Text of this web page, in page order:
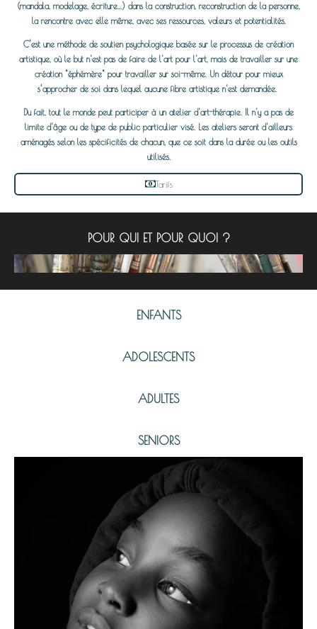
(mandala, modelage, écriture...) dans la construction, reconstruction de la personne,
la rencontre avec elle même, avec ses ressources, valeurs et potentialités.
C’est une méthode de soutien psychologique basée sur le processus de création
artistique, où le but n'est pas de faire de l'art pour l'art, mais de travailler sur une
création "éphémère" pour travailler sur soi-même. Un détour pour mieux
s’approcher de soi dans lequel aucune fibre artistique n'est demandée.
Du fait, tout le monde peut participer à un atelier d'art-thérapie. Il n'y a pas de
limite d'âge ou de type de public particulier visé. Les ateliers seront d'ailleurs
aménagés selon les spécificités de chacun, que ce soit dans la durée ou les outils
utilisés.
Tarifs
POUR QUI ET POUR QUOI ?
ENFANTS
ADOLESCENTS
ADULTES
SENIORS